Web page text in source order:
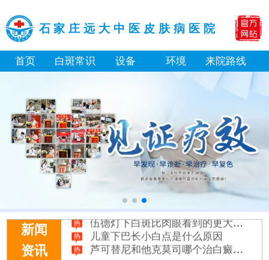
石家庄远大中医皮肤病医院
首页 白斑常识 设备 环境 来院路线
新闻
资讯
淘宝购买的伍德灯检查白斑准确吗
大面积白斑做全身仓光疗怎么样
美国进口308激光照白癜风一个光斑大概费用多少
小孩膝盖上有白色的点点摸着光滑怎么回事
补骨脂泡酒真能治白癜风吗 有没有副作用
伍德灯下白斑比肉眼看到的更大正常吗
儿童下巴长小白点是什么原因
芦可替尼和他克莫司哪个治白癜风好
皮肤ct检测白斑对治疗有什么作用